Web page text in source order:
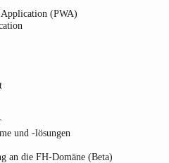
Application (PWA)
und -lösungen
an die FH-Domäne (Beta)